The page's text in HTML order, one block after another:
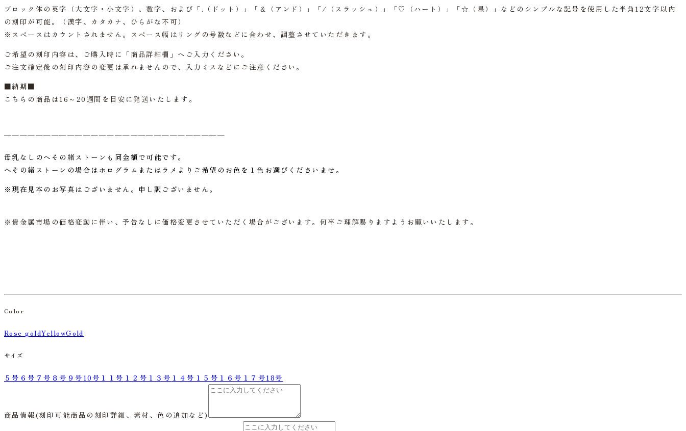
ブロック体の英字（大文字・小文字）、数字、および「.（ドット）」「＆（アンド）」「/（スラッシュ）」「♡（ハート）」「☆（星）」などのシンプルな記号を使用した半角12文字以内
の刻印が可能。（漢字、カタカナ、ひらがな不可）
※スペースはカウントされません。スペース幅はリングの号数などに合わせ、調整させていただきます。
ご希望の刻印内容は、ご購入時に「商品詳細欄」へご入力ください。
ご注文確定後の刻印内容の変更は承れませんので、入力ミスなどにご注意ください。
■納期■
こちらの商品は16～20週間を目安に発送いたします。
母乳なしのへその緒ストーンも同金額で可能です。
へその緒ストーンの場合はホログラムまたはラメよりご希望のお色を１色お選びくださいませ。
※現在見本のお写真はございません。申し訳ございません。
※貴金属市場の価格変動に伴い、予告なしに価格変更させていただく場合がございます。何卒ご理解賜りますようお願いいたします。
Color
Rose goldYellowGold
サイズ
５号 ６号 ７号 ８号 ９号 10号 １１号 １２号 １３号 １４号 １５号 １６号 １７号18号
商品情報(刻印可能商品の刻印詳細、素材、色の追加など)